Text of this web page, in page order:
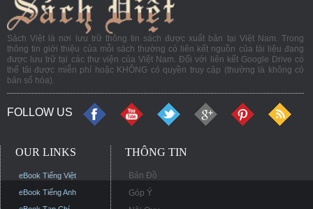
Sách Việt là nơi lưu trữ thông tin sách được xuất bản tại Việt Nam. Trong
thông tin giới thiệu của mỗi sách thường có liên kết nguồn của tài liệu đang
được lưu trữ tại các thư viện của Việt Nam. Đối với liên kết Google Drive có
thể tải được miễn phí hoặc KHÔNG có quyền truy cập (thường là không có
bản số hóa).
FOLLOW US
OUR LINKS
eBook Tiếng Việt
eBook Tiếng Anh
THÔNG TIN
Bản Đồ
Góp Ý